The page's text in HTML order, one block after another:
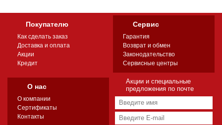
Покупателю
Как сделать заказ
Доставка и оплата
Акции
Кредит
Сервис
Гарантия
Возврат и обмен
Законодательство
Сервисные центры
О нас
О компании
Сертификаты
Контакты
Акции и специальные
предложения по почте